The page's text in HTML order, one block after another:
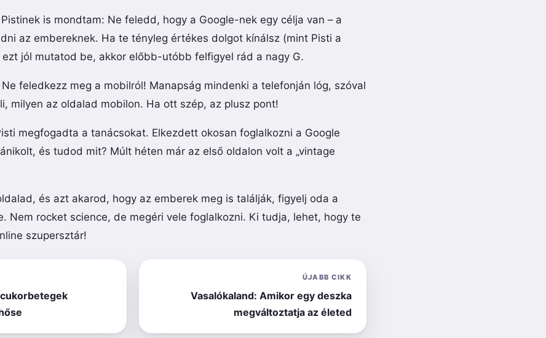
is mondtam: Ne feledd, hogy a Google-nek egy célja van – a
az embereknek. Ha te tényleg értékes dolgot kínálsz (mint Pisti a
ezt jól mutatod be, akkor előbb-utóbb felfigyel rád a nagy G.
feledkezz meg a mobilról! Manapság mindenki a telefonján lóg, szóval
milyen az oldalad mobilon. Ha ott szép, az plusz pont!
megfogadta a tanácsokat. Elkezdett okosan foglalkozni a Google
és tudod mit? Múlt héten már az első oldalon volt a „vintage
és azt akarod, hogy az emberek meg is találják, figyelj oda a
Nem rocket science, de megéri vele foglalkozni. Ki tudja, lehet, hogy te
szupersztár!
ÚJABB CIKK
Vasalókaland: Amikor egy deszka
megváltoztatja az életed